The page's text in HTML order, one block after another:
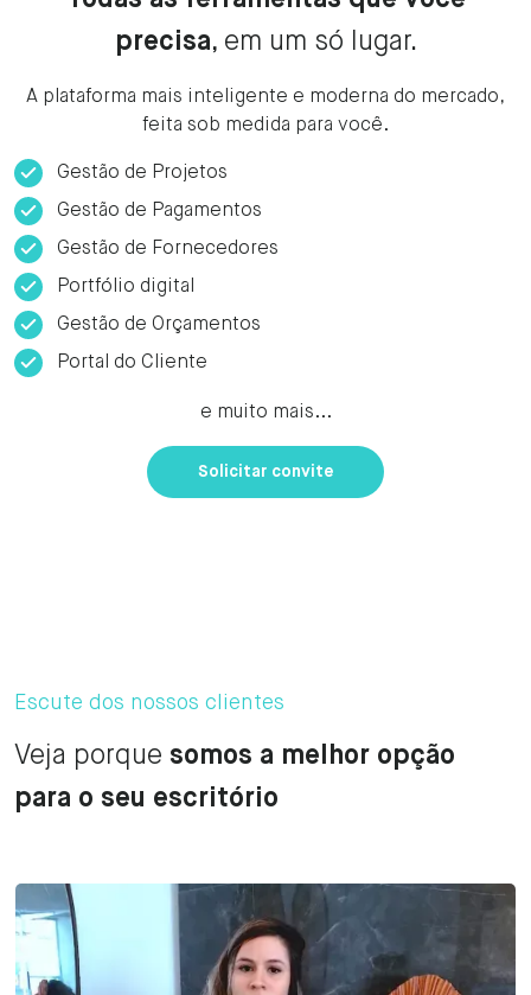
precisa, em um só lugar.
A plataforma mais inteligente e moderna do mercado,
feita sob medida para você.
Gestão de Projetos
Gestão de Pagamentos
Gestão de Fornecedores
Portfólio digital
Gestão de Orçamentos
Portal do Cliente
e muito mais...
Solicitar convite
Escute dos nossos clientes
Veja porque somos a melhor opção
para o seu escritório